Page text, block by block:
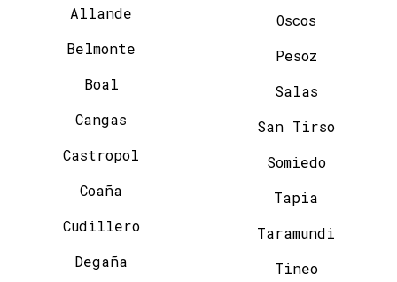
Allande
Belmonte
Boal
Cangas
Castropol
Coaña
Cudillero
Degaña
Oscos
Pesoz
Salas
San Tirso
Somiedo
Tapia
Taramundi
Tineo